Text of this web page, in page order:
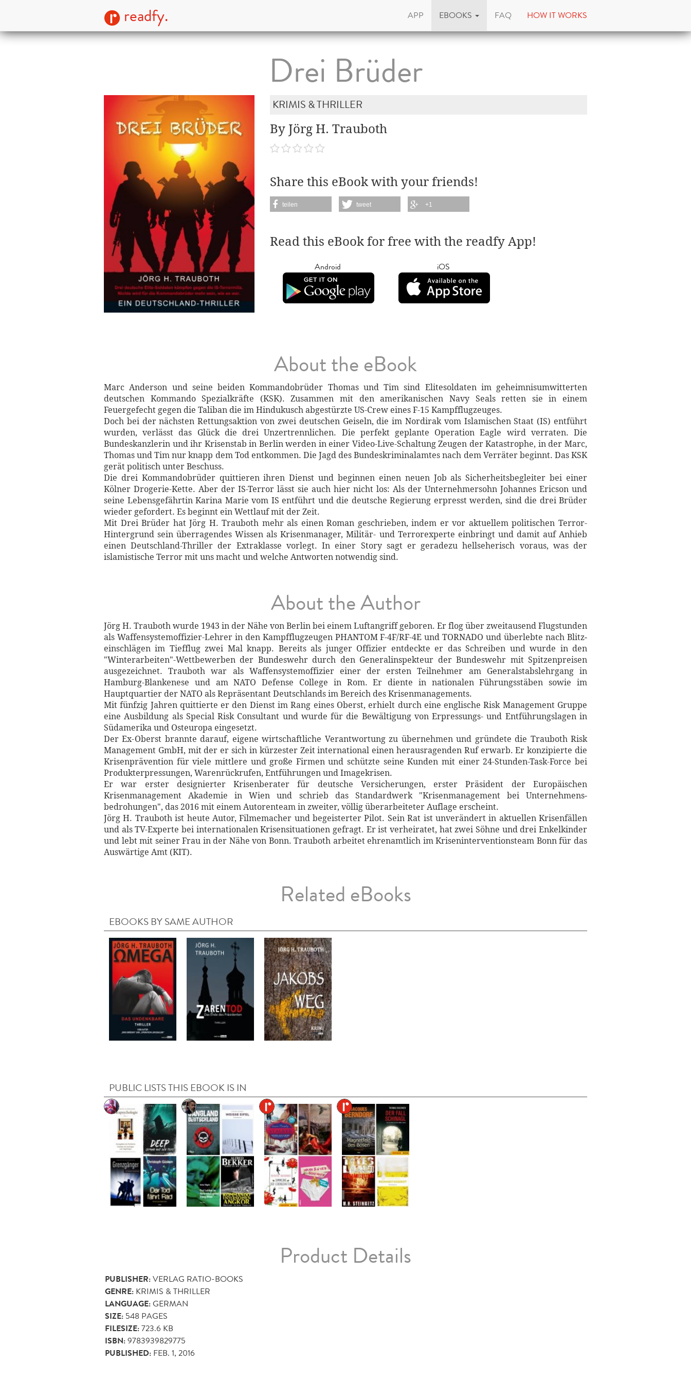
readfy. APP EBOOKS FAQ HOW IT WORKS
Drei Brüder
KRIMIS & THRILLER
By Jörg H. Trauboth
Share this eBook with your friends!
teilen tweet +1
Read this eBook for free with the readfy App!
Android iOS
About the eBook
Marc Anderson und seine beiden Kommandobrüder Thomas und Tim sind Elitesoldaten im geheimnisumwitterten
deutschen Kommando Spezialkräfte (KSK). Zusammen mit den amerikanischen Navy Seals retten sie in einem
Feuergefecht gegen die Taliban die im Hindukusch abgestürzte US-Crew eines F-15 Kampfflugzeuges.
Doch bei der nächsten Rettungsaktion von zwei deutschen Geiseln, die im Nordirak vom Islamischen Staat (IS) entführt
wurden, verlässt das Glück die drei Unzertrennlichen. Die perfekt geplante Operation Eagle wird verraten. Die
Bundeskanzlerin und ihr Krisenstab in Berlin werden in einer Video-Live-Schaltung Zeugen der Katastrophe, in der Marc,
Thomas und Tim nur knapp dem Tod entkommen. Die Jagd des Bundeskriminalamtes nach dem Verräter beginnt. Das KSK
gerät politisch unter Beschuss.
Die drei Kommandobrüder quittieren ihren Dienst und beginnen einen neuen Job als Sicherheitsbegleiter bei einer
Kölner Drogerie-Kette. Aber der IS-Terror lässt sie auch hier nicht los: Als der Unternehmersohn Johannes Ericson und
seine Lebensgefährtin Karina Marie vom IS entführt und die deutsche Regierung erpresst werden, sind die drei Brüder
wieder gefordert. Es beginnt ein Wettlauf mit der Zeit.
Mit Drei Brüder hat Jörg H. Trauboth mehr als einen Roman geschrieben, indem er vor aktuellem politischen Terror-
Hintergrund sein überragendes Wissen als Krisenmanager, Militär- und Terrorexperte einbringt und damit auf Anhieb
einen Deutschland-Thriller der Extraklasse vorlegt. In einer Story sagt er geradezu hellseherisch voraus, was der
islamistische Terror mit uns macht und welche Antworten notwendig sind.
About the Author
Jörg H. Trauboth wurde 1943 in der Nähe von Berlin bei einem Luftangriff geboren. Er flog über zweitausend Flugstunden
als Waffen­systemoffizier-Lehrer in den Kampfflugzeugen PHANTOM F-4F/RF-4E und TORNADO und überlebte nach Blitz­
einschlägen im Tiefflug zwei Mal knapp. Bereits als junger Offizier entdeckte er das Schreiben und wurde in den
"Winterarbeiten"-Wettbewerben der Bundes­wehr durch den General­inspekteur der Bundeswehr mit Spitzen­preisen
ausge­zeichnet. Trauboth war als Waffensystem­offizier einer der ersten Teilnehmer am Generalstabslehrgang in
Hamburg-Blankenese und am NATO Defense College in Rom. Er diente in nationalen Führungsstäben sowie im
Hauptquartier der NATO als Repräsentant Deutschlands im Bereich des Krisen­managements.
Mit fünfzig Jahren quittierte er den Dienst im Rang eines Oberst, erhielt durch eine englische Risk Management Gruppe
eine Aus­bildung als Special Risk Consultant und wurde für die Be­wäl­tigung von Erpressungs- und Entführungslagen in
Südamerika und Ost­europa eingesetzt.
Der Ex-Oberst brannte darauf, eigene wirtschaftliche Verant­wor­tung zu übernehmen und gründete die Trauboth Risk
Management GmbH, mit der er sich in kürzester Zeit international einen herausragenden Ruf erwarb. Er konzi­pierte die
Krisen­prävention für viele mittlere und große Firmen und schützte seine Kunden mit einer 24-Stunden-Task-Force bei
Produkt­erpressungen, Warenrückrufen, Entführungen und Imagekrisen.
Er war erster designierter Krisenberater für deutsche Versiche­rungen, erster Präsident der Europäischen
Krisenmanagement Akademie in Wien und schrieb das Standardwerk "Krisenmanage­ment bei Unternehmens­
bedrohungen", das 2016 mit einem Autorenteam in zweiter, völlig überarbeiteter Auflage erscheint.
Jörg H. Trauboth ist heute Autor, Filme­macher und be­geisterter Pilot. Sein Rat ist unverändert in aktuellen Krisen­fällen
und als TV-Experte bei internationalen Krisensitua­tionen gefragt. Er ist verheiratet, hat zwei Söhne und drei Enkelkinder
und lebt mit seiner Frau in der Nähe von Bonn. Trauboth arbeitet ehrenamtlich im Kriseninterven­tionsteam Bonn für das
Auswärtige Amt (KIT).
Related eBooks
EBOOKS BY SAME AUTHOR
PUBLIC LISTS THIS EBOOK IS IN
Product Details
PUBLISHER:VERLAG RATIO-BOOKS
GENRE: KRIMIS & THRILLER
LANGUAGE:GERMAN
SIZE: 548 PAGES
FILESIZE:723.6 KB
ISBN:9783939829775
PUBLISHED: FEB. 1, 2016